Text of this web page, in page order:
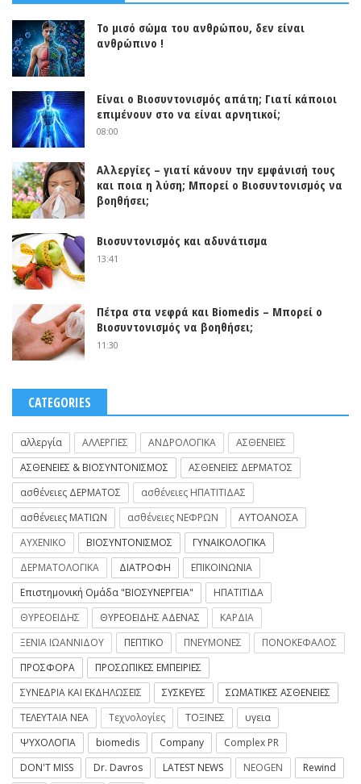
Το μισό σώμα του ανθρώπου, δεν είναι
ανθρώπινο !
Είναι ο Βιοσυντονισμός απάτη; Γιατί κάποιοι
επιμένουν στο να είναι αρνητικοί;
08:00
Αλλεργίες – γιατί κάνουν την εμφάνισή τους
και ποια η λύση; Μπορεί ο Βιοσυντονισμός να
βοηθήσει;
Βιοσυντονισμός και αδυνάτισμα
13:41
Πέτρα στα νεφρά και Biomedis – Μπορεί ο
Βιοσυντονισμός να βοηθήσει;
11:30
CATEGORIES
αλλεργία ΑΛΛΕΡΓΙΕΣ ΑΝΔΡΟΛΟΓΙΚΑ
ΑΣΘΕΝΕΙΕΣ
ΑΣΘΕΝΕΙΕΣ & ΒΙΟΣΥΝΤΟΝΙΣΜΟΣ
ΑΣΘΕΝΕΙΕΣ ΔΕΡΜΑΤΟΣ
ασθένειες ΔΕΡΜΑΤΟΣ
ασθένειες ΗΠΑΤΙΤΙΔΑΣ
ασθένειες ΜΑΤΙΩΝ
ασθένειες ΝΕΦΡΩΝ
ΑΥΤΟΑΝΟΣΑ
ΑΥΧΕΝΙΚΟ
ΒΙΟΣΥΝΤΟΝΙΣΜΟΣ
ΓΥΝΑΙΚΟΛΟΓΙΚΑ
ΔΕΡΜΑΤΟΛΟΓΙΚΑ
ΔΙΑΤΡΟΦΗ
ΕΠΙΚΟΙΝΩΝΙΑ
Επιστημονική Ομάδα "ΒΙΟΣΥΝΕΡΓΕΙΑ"
ΗΠΑΤΙΤΙΔΑ
ΘΥΡΕΟΕΙΔΗΣ
ΘΥΡΕΟΕΙΔΗΣ ΑΔΕΝΑΣ
ΚΑΡΔΙΑ
ΞΕΝΙΑ ΙΩΑΝΝΙΔΟΥ
ΠΕΠΤΙΚΟ ΠΝΕΥΜΟΝΕΣ
ΠΟΝΟΚΕΦΑΛΟΣ
ΠΡΟΣΦΟΡΑ
ΠΡΟΣΩΠΙΚΕΣ ΕΜΠΕΙΡΙΕΣ
ΣΥΝΕΔΡΙΑ ΚΑΙ ΕΚΔΗΛΩΣΕΙΣ
ΣΥΣΚΕΥΕΣ
ΣΩΜΑΤΙΚΕΣ ΑΣΘΕΝΕΙΕΣ
ΤΕΛΕΥΤΑΙΑ ΝΕΑ
Τεχνολογίες ΤΟΞΙΝΕΣ
υγεια
ΨΥΧΟΛΟΓΙΑ
biomedis Company
Complex PR
DON'T MISS
Dr. Davros LATEST NEWS NEOGEN Rewind